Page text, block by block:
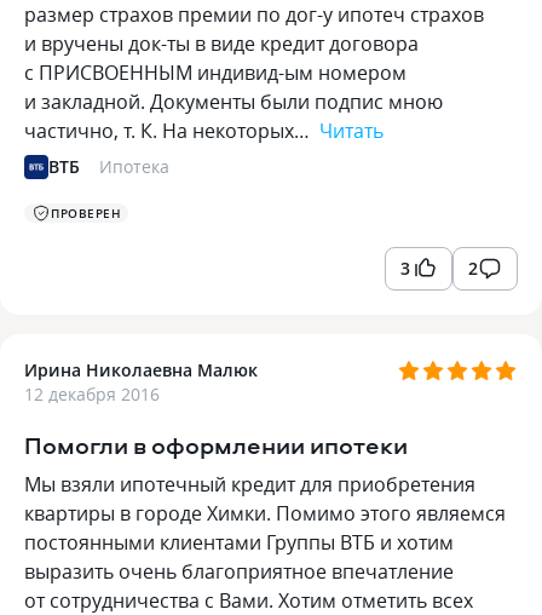
размер страхов премии по дог-у ипотеч страхов
и вручены док-ты в виде кредит договора
с ПРИСВОЕННЫМ индивид-ым номером
и закладной. Документы были подпис мною
частично, т. К. На некоторых… Читать
ВТБ Ипотека
ПРОВЕРЕН
3 2
Ирина Николаевна Малюк
12 декабря 2016
Помогли в оформлении ипотеки
Мы взяли ипотечный кредит для приобретения
квартиры в городе Химки. Помимо этого являемся
постоянными клиентами Группы ВТБ и хотим
выразить очень благоприятное впечатление
от сотрудничества с Вами. Хотим отметить всех